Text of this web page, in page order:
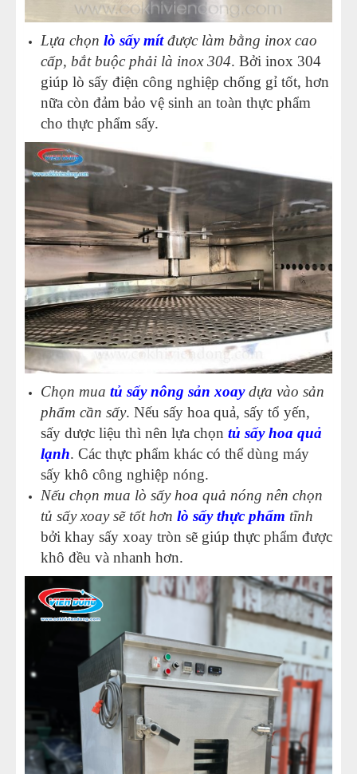
Lựa chọn lò sấy mítđược làm bằng inox cao
cấp, bắt buộc phải là inox 304. Bởi inox 304
giúp lò sấy điện công nghiệp chống gỉ tốt, hơn
nữa còn đảm bảo vệ sinh an toàn thực phẩm
cho thực phẩm sấy.
Chọn mua tủ sấy nông sản xoaydựa vào sản
phẩm cần sấy. Nếu sấy hoa quả, sấy tổ yến,
sấy dược liệu thì nên lựa chọn tủ sấy hoa quả
lạnh. Các thực phẩm khác có thể dùng máy
sấy khô công nghiệp nóng.
Nếu chọn mua lò sấy hoa quả nóng nên chọn
tủ sấy xoay sẽ tốt hơn lò sấy thực phẩm tĩnh
bởi khay sấy xoay tròn sẽ giúp thực phẩm được
khô đều và nhanh hơn.